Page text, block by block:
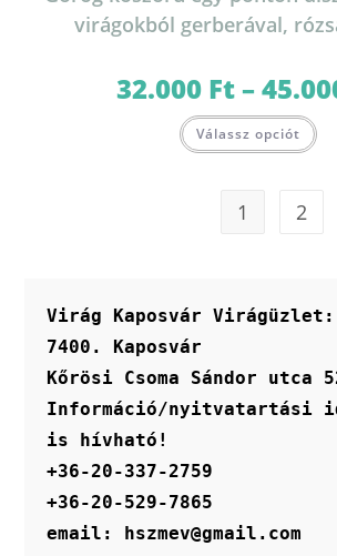
ki
virágokból gerberával,
32.000 Ft–
Válassz opciót a
1 2
Virág Kaposvár Virágüzlet:
7400. Kaposvár
Kőrösi Csoma Sándor utca
Információ/nyitvatartási
is hívható!
+36-20-337-2759
+36-20-529-7865
email: hszmev@gmail.com